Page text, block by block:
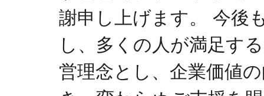
謝申し上げます。 今後
し、多くの人が満足す
営理念とし、企業価値